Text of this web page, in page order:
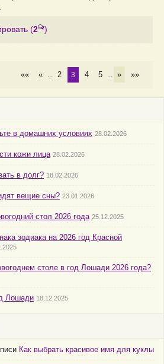
(2 )
«« « ... 2 3 4 5 ... » »»
в домашних условиях 28.02.2026
кожи лица 28.02.2026
в долг? 18.02.2026
вещие сны? 23.01.2026
стол 2026 года 25.12.2025
зодиака на 2026 год Красной
столе в год Лошади 2026 года?
Лошади 18.12.2025
Как выбрать красивое имя для куклы